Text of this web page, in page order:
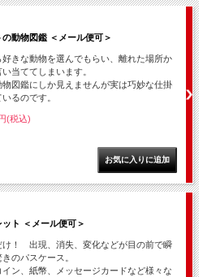
動物図鑑 ＜メール便可＞
好きな動物を選んでもらい、離れた場所か
当ててしまいます。
図鑑にしか見えませんが実は巧妙な仕掛
るのです。
(税込)
ト ＜メール便可＞
け！ 出現、消失、変化などが目の前で瞬
のパスケース。
イン、紙幣、メッセージカードなど様々な